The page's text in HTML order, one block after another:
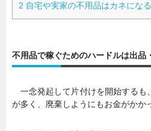
2 自宅や実家の不用品はカネにな
不用品で稼ぐためのハードルは出品
一念発起して片付けを開始するも
が多く、廃棄しようにもお金がか